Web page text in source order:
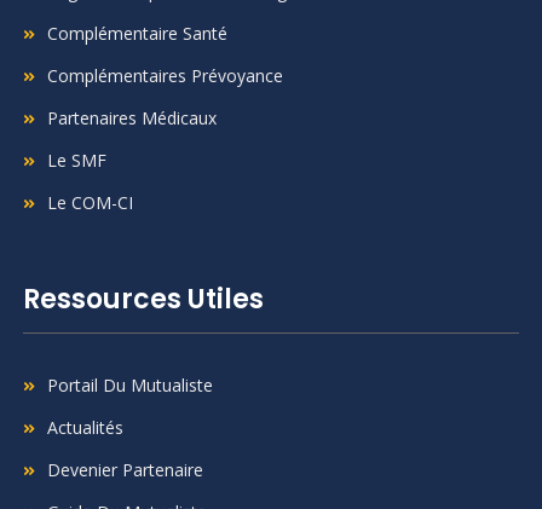
Complémentaire Santé
Complémentaires Prévoyance
Partenaires Médicaux
Le SMF
Le COM-CI
Ressources Utiles
Portail Du Mutualiste
Actualités
Devenier Partenaire